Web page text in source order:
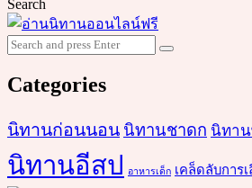
Search
Search
for:
Search
Categories
นิทานก่อนนอน นิทานชาดก นิทา
นิทานอีสป อาหารเด็ก เคล็ดลับการ